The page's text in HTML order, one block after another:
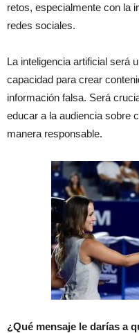
retos, especialmente con la
redes sociales.
La inteligencia artificial será
capacidad para crear
información falsa. Será
educar a la audiencia sobre
manera responsable.
¿Qué mensaje le darías a